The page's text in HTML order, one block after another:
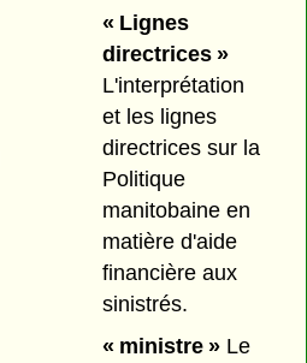
« Lignes
directrices »
L'interprétation
et les lignes
directrices sur la
Politique
manitobaine en
matière d'aide
financière aux
sinistrés.
« ministre »Le